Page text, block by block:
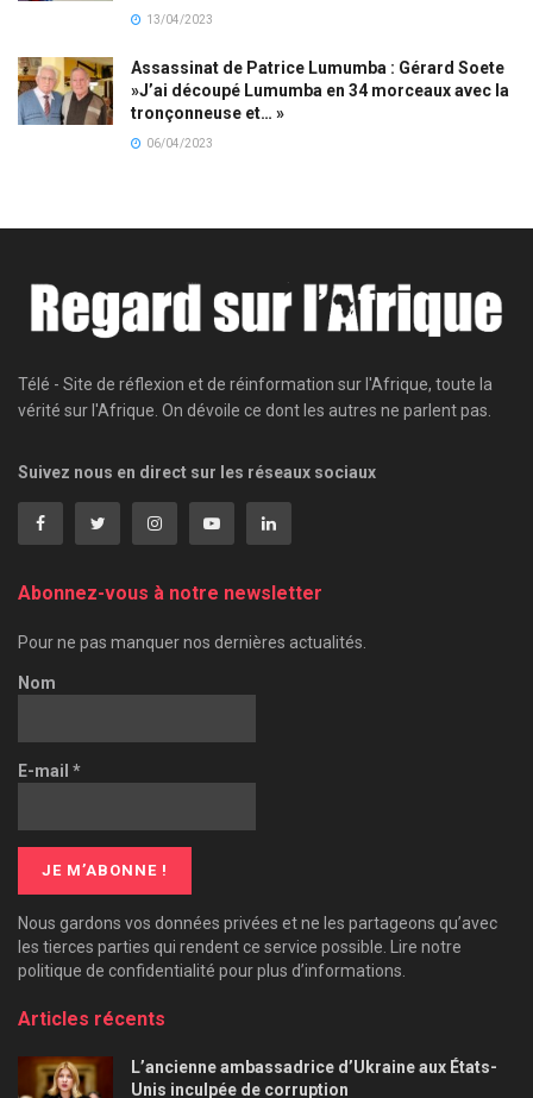
13/04/2023
Assassinat de Patrice Lumumba : Gérard Soete
»J’ai découpé Lumumba en 34 morceaux avec la
tronçonneuse et… »
06/04/2023
Télé - Site de réflexion et de réinformation sur l'Afrique, toute la
vérité sur l'Afrique. On dévoile ce dont les autres ne parlent pas.
Suivez nous en direct sur les réseaux sociaux
Abonnez-vous à notre newsletter
Pour ne pas manquer nos dernières actualités.
Nom
E-mail *
Nous gardons vos données privées et ne les partageons qu’avec
les tierces parties qui rendent ce service possible. Lire notre
politique de confidentialité pour plus d’informations.
Articles récents
L’ancienne ambassadrice d’Ukraine aux États-
Unis inculpée de corruption